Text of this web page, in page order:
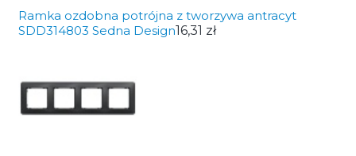
Ramka ozdobna potrójna z tworzywa antracyt
SDD314803 Sedna Design16,31 zł